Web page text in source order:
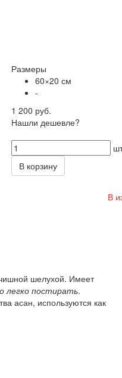
Размеры
60×20 см
-
1 200 руб.
Нашли дешевле?
В корзину
В
шелухой. Имеет
легко постирать.
асан, используются как